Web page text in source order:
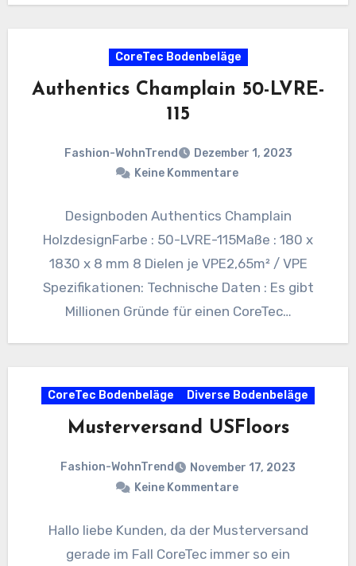
CoreTec Bodenbeläge
Authentics Champlain 50-LVRE-
115
Fashion-WohnTrend
Dezember 1, 2023
Keine Kommentare
Designboden Authentics Champlain
HolzdesignFarbe : 50-LVRE-115Maße : 180 x
1830 x 8 mm 8 Dielen je VPE2,65m² / VPE
Spezifikationen: Technische Daten : Es gibt
Millionen Gründe für einen CoreTec…
CoreTec Bodenbeläge Diverse Bodenbeläge
Musterversand USFloors
Fashion-WohnTrend
November 17, 2023
Keine Kommentare
Hallo liebe Kunden, da der Musterversand
gerade im Fall CoreTec immer so ein